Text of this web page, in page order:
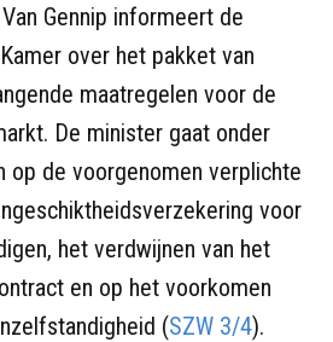
Gennip informeert de
over het pakket van
maatregelen voor de
De minister gaat onder
op de voorgenomen verplichte
voor
het verdwijnen van het
en op het voorkomen
(SZW 3/4).